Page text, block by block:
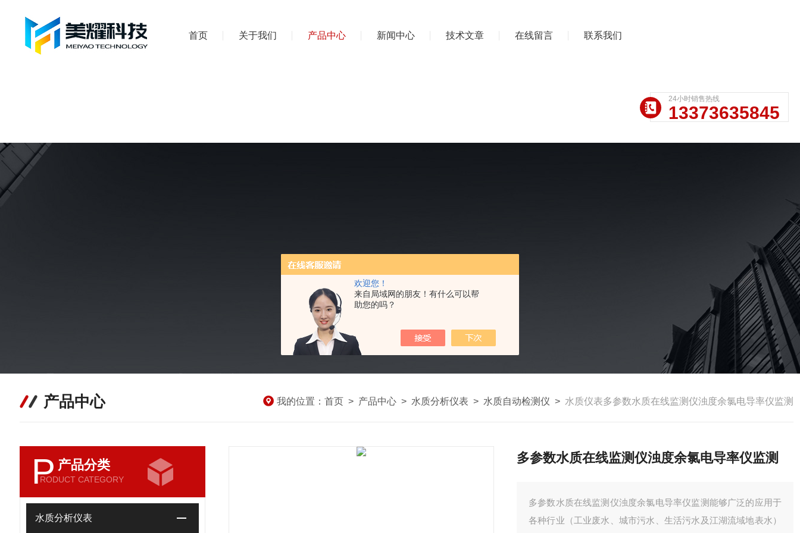
欢迎您！
来自局域网的朋友！有什么可以帮
助您的吗？
首页 关于我们 产品中心 新闻中心 技术文章 在线留言 联系我们
24小时销售热线
13373635845
产品中心 我的位置： 首页 > 产品中心 > 水质分析仪表 > 水质自动检测仪 > 水质仪表多参数水质在线监测仪浊度余氯电导率仪监测
P 产品分类
RODUCT CATEGORY
水质分析仪表
多参数水质在线监测仪浊度余氯电导率仪监测
多参数水质在线监测仪浊度余氯电导率仪监测能够广泛的应用于
各种行业（工业废水、城市污水、生活污水及江湖流域地表水）